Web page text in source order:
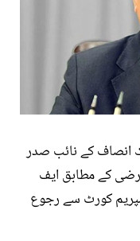
انصاف کے نائب صدر
کے مطابق ایف
معاملات پر سپریم کورٹ سے رجوع